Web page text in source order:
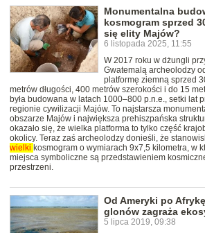
Monumentalna
kosmogram sprzed
się elity Majów?
6 listopada 2025, 11:55
W 2017 roku w dżungli
Gwatemalą archeolodzy
platformę ziemną sprzed
metrów długości, 400 metrów szerokości i do 15
była budowana w latach 1000–800 p.n.e., setki lat
regionie cywilizacji Majów. To najstarsza
obszarze Majów i największa prehiszpańska
okazało się, że wielka platforma to tylko część
okolicy. Teraz zaś archeolodzy donieśli, że
wielki kosmogram o wymiarach 9x7,5 kilometra, w
miejsca symboliczne są przedstawieniem
przestrzeni.
Od Ameryki po
glonów zagraża
5 lipca 2019, 09:38